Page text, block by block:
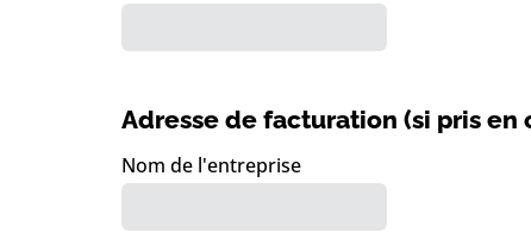
Adresse de facturation (si pris en
Nom de l'entreprise